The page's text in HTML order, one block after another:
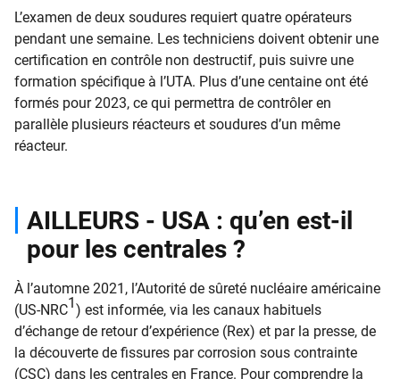
L’examen de deux soudures requiert quatre opérateurs
pendant une semaine. Les techniciens doivent obtenir une
certification en contrôle non destructif, puis suivre une
formation spécifique à l’UTA. Plus d’une centaine ont été
formés pour 2023, ce qui permettra de contrôler en
parallèle plusieurs réacteurs et soudures d’un même
réacteur.
AILLEURS - USA : qu’en est-il
pour les centrales ?
À l’automne 2021, l’Autorité de sûreté nucléaire américaine
(US-NRC1) est informée, via les canaux habituels
d’échange de retour d’expérience (Rex) et par la presse, de
la découverte de fissures par corrosion sous contrainte
(CSC) dans les centrales en France. Pour comprendre la